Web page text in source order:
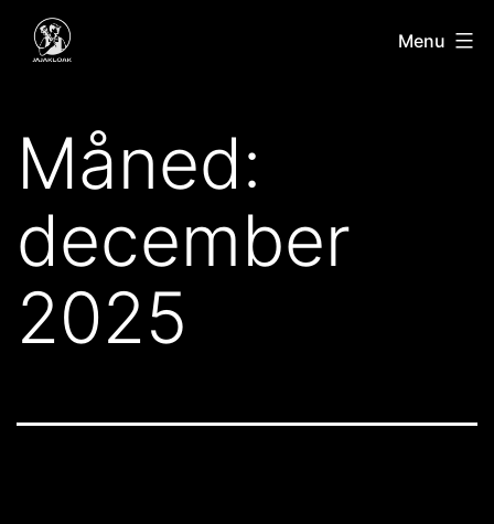
Fortsæt
Jajakloak Menu
Måned:
december
2025